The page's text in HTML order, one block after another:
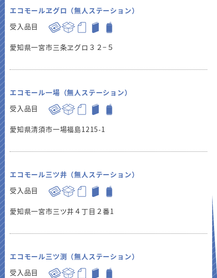
エコモールヱグロ（無人ステーション）
受入品目
愛知県一宮市三条ヱグロ３２−５
エコモール一場（無人ステーション）
受入品目
愛知県清須市一場福島1215-1
エコモール三ツ井（無人ステーション）
受入品目
愛知県一宮市三ツ井４丁目２番1
エコモール三ツ渕（無人ステーション）
受入品目